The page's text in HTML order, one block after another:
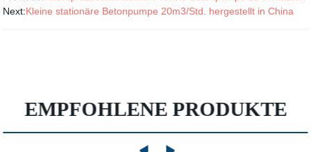
Next:Kleine stationäre Betonpumpe 20m3/Std. hergestellt in China
EMPFOHLENE PRODUKTE